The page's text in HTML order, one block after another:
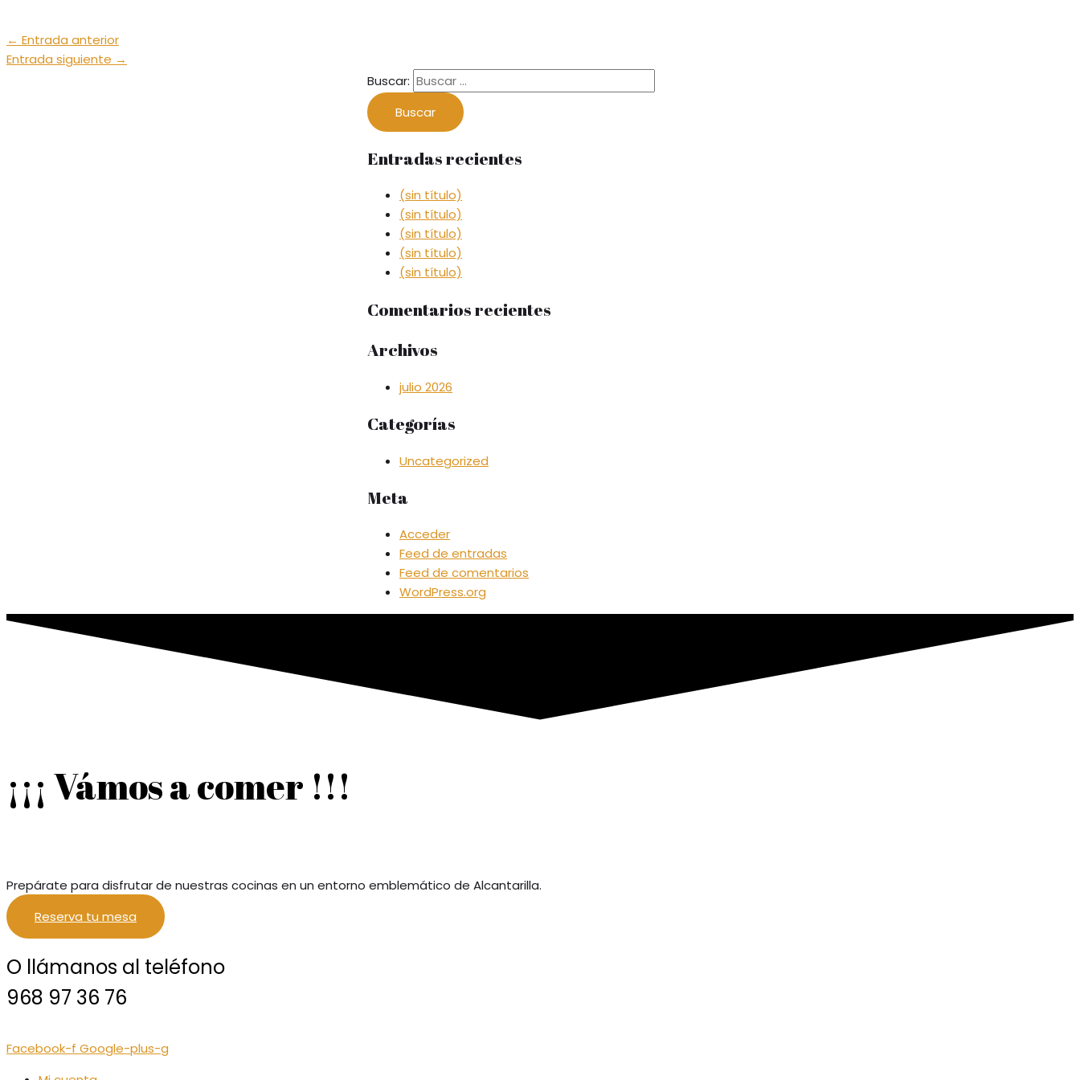
← Entrada anterior
Entrada siguiente →
Buscar:
Entradas recientes
(sin título)
(sin título)
(sin título)
(sin título)
(sin título)
Comentarios recientes
Archivos
julio 2026
Categorías
Uncategorized
Meta
Acceder
Feed de entradas
Feed de comentarios
WordPress.org
¡¡¡ Vámos a comer !!!
Prepárate para disfrutar de nuestras cocinas en un entorno emblemático de Alcantarilla.
Reserva tu mesa
O llámanos al teléfono
968 97 36 76
Facebook-f Google-plus-g